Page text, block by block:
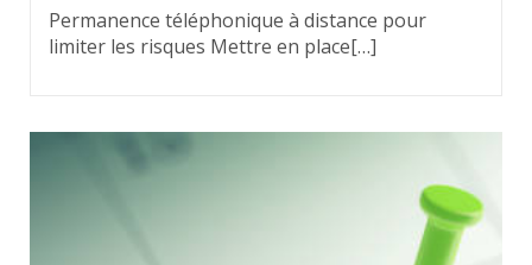
Permanence téléphonique à distance pour
limiter les risques Mettre en place[…]